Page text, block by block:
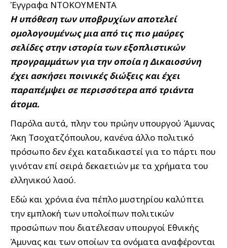
Η υπόθεση των υποβρυχίων αποτελεί
ομολογουμένως μια από τις πιο μαύρες
σελίδες στην ιστορία των εξοπλιστικών
προγραμμάτων για την οποία η Δικαιοσύνη
έχει ασκήσει ποινικές διώξεις και έχει
παραπέμψει σε περισσότερα από τριάντα
άτομα.
Παρόλα αυτά, πλην του πρώην υπουργού Άμυνας
Άκη Τσοχατζόπουλου, κανένα άλλο πολιτικό
πρόσωπο δεν έχει καταδικαστεί για το πάρτι που
γινόταν επί σειρά δεκαετιών με τα χρήματα του
ελληνικού λαού.
Εδώ και χρόνια ένα πέπλο μυστηρίου καλύπτει
την εμπλοκή των υπολοίπων πολιτικών
προσώπων που διατέλεσαν υπουργοί Εθνικής
Άμυνας και των οποίων τα ονόματα αναφέρονται